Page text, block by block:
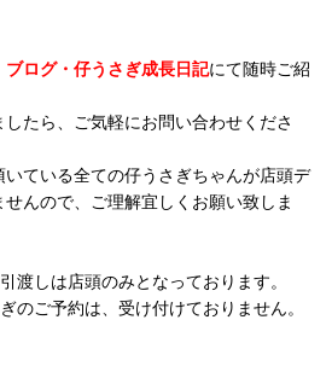
ブログ・仔うさぎ成長日記にて随時ご紹
たら、ご気軽にお問い合わせくださ
ている全ての仔うさぎちゃんが店頭デ
んので、ご理解宜しくお願い致しま
渡しは店頭のみとなっております。
のご予約は、受け付けておりません。